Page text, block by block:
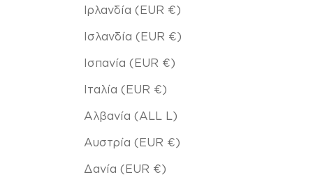
Ιρλανδία (EUR €)
Ισλανδία (EUR €)
Ισπανία (EUR €)
Ιταλία (EUR €)
Αλβανία (ALL L)
Αυστρία (EUR €)
Δανία (EUR €)